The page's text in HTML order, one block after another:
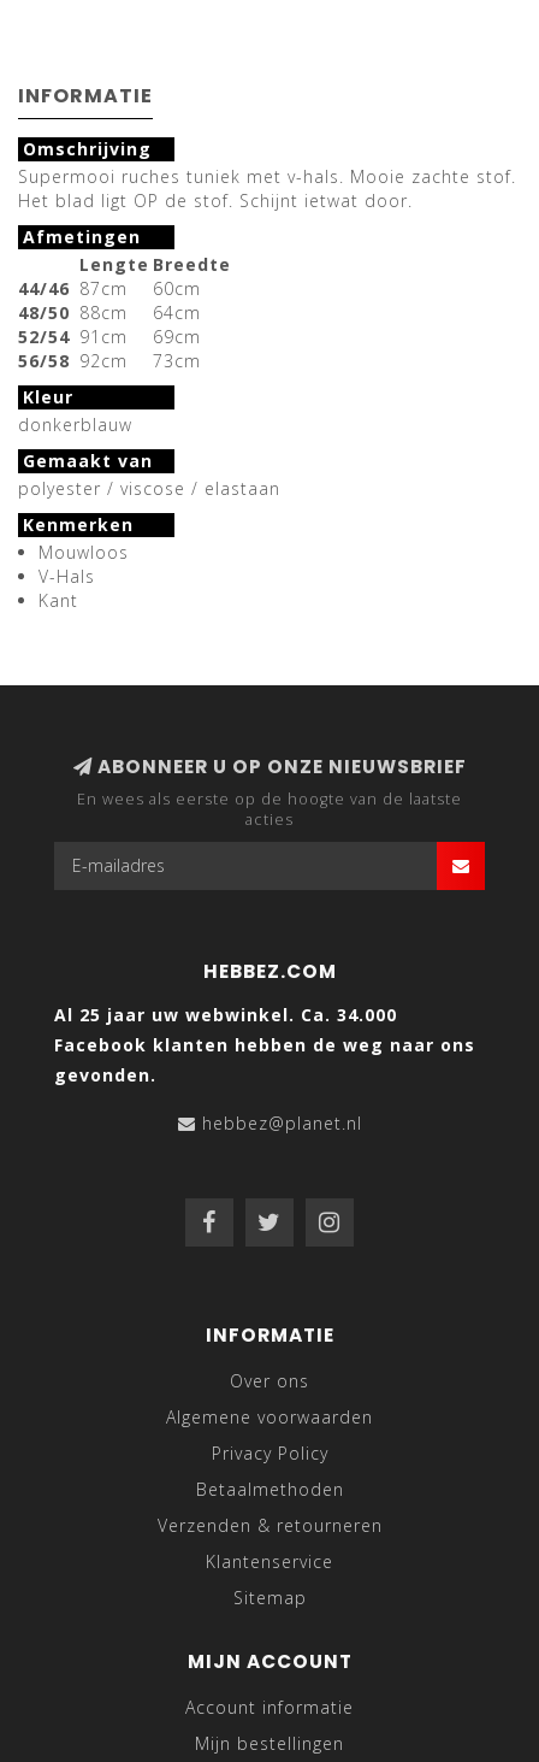
INFORMATIE
Omschrijving
Supermooi ruches tuniek met v-hals. Mooie zachte stof.
Het blad ligt OP de stof. Schijnt ietwat door.
Afmetingen
Lengte Breedte
44/46 87cm
60cm
48/50 88cm
64cm
52/54 91cm
69cm
56/58 92cm
73cm
Kleur
donkerblauw
Gemaakt van
polyester / viscose / elastaan
Kenmerken
Mouwloos
V-Hals
Kant
ABONNEER U OP ONZE NIEUWSBRIEF
En wees als eerste op de hoogte van de laatste
acties
HEBBEZ.COM
Al 25 jaar uw webwinkel. Ca. 34.000
Facebook klanten hebben de weg naar ons
gevonden.
hebbez@planet.nl
INFORMATIE
Over ons
Algemene voorwaarden
Privacy Policy
Betaalmethoden
Verzenden & retourneren
Klantenservice
Sitemap
MIJN ACCOUNT
Account informatie
Mijn bestellingen